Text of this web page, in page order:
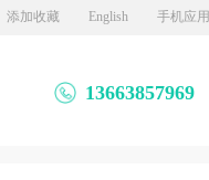
添加收藏 English 手机应用
13663857969